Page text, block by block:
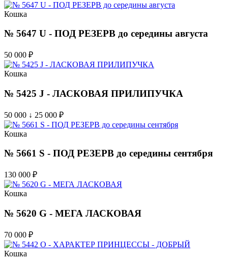
Кошка
№ 5647 U - ПОД РЕЗЕРВ до середины августа
50 000 ₽
Кошка
№ 5425 J - ЛАСКОВАЯ ПРИЛИПУЧКА
50 000 ↓ 25 000 ₽
Кошка
№ 5661 S - ПОД РЕЗЕРВ до середины сентября
130 000 ₽
Кошка
№ 5620 G - МЕГА ЛАСКОВАЯ
70 000 ₽
Кошка